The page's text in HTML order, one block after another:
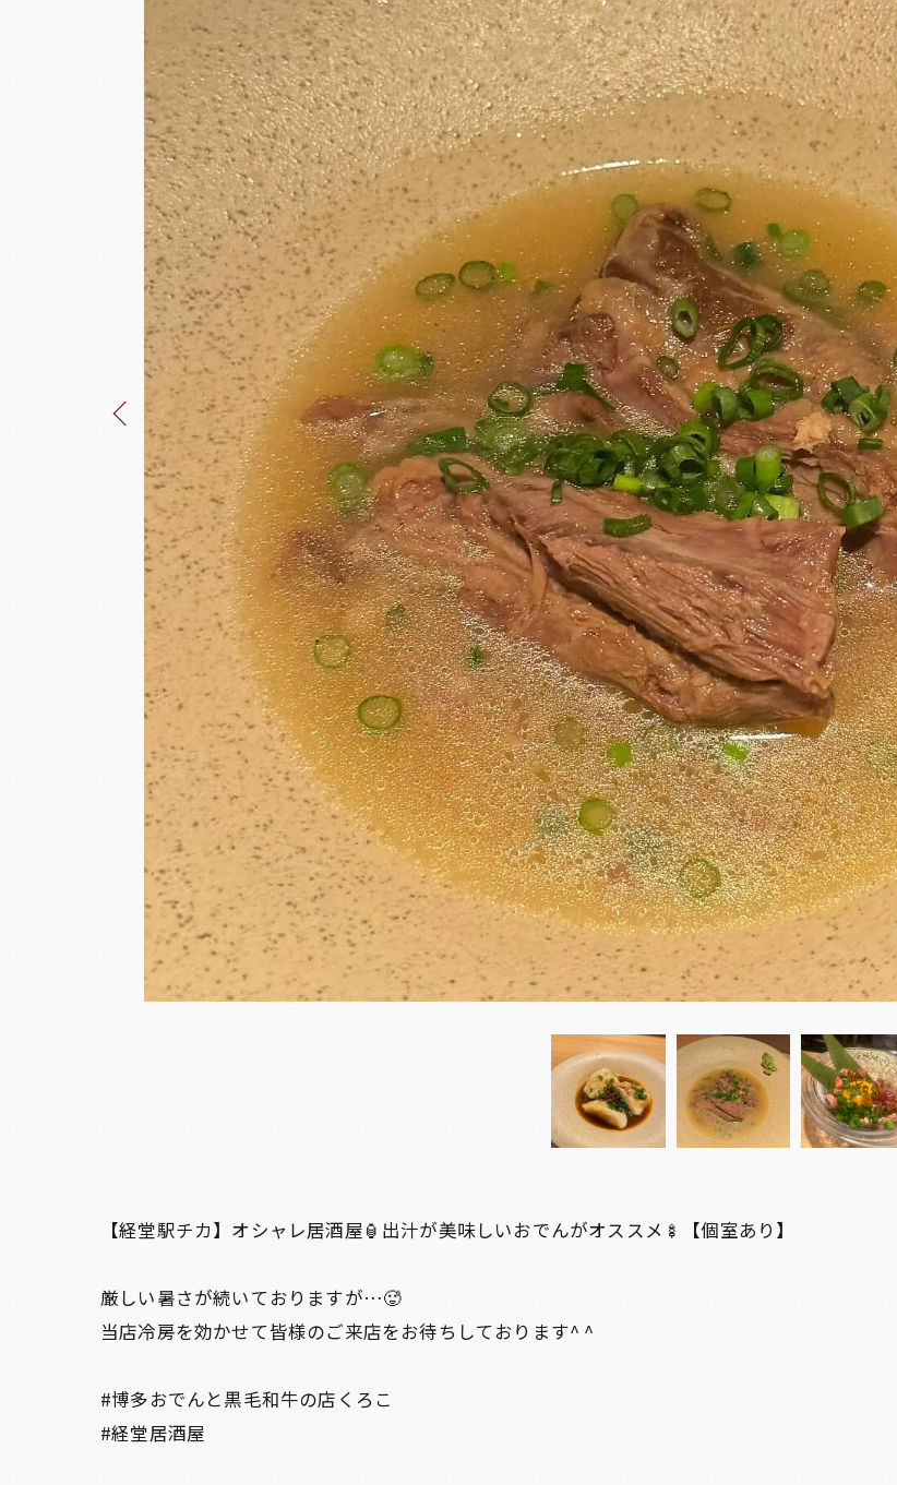
【経堂駅チカ】オシャレ居酒屋🏮出汁が美味しいおでんがオススメ🍢【個室あり】
厳しい暑さが続いておりますが…🥵
当店冷房を効かせて皆様のご来店をお待ちしております^ ^
#博多おでんと黒毛和牛の店くろこ
#経堂居酒屋